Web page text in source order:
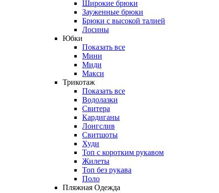
Широкие брюки
Зауженные брюки
Брюки с высокой талией
Лосины
Юбки
Показать все
Мини
Миди
Макси
Трикотаж
Показать все
Водолазки
Свитера
Кардиганы
Лонгслив
Свитшоты
Худи
Топ с коротким рукавом
Жилеты
Топ без рукава
Поло
Пляжная Одежда